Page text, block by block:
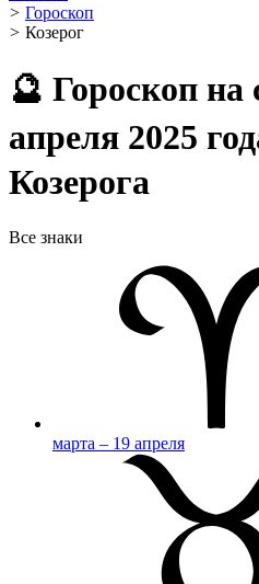
> Гороскоп
> Козерог ️
🔮 Гороскоп на
апреля 2025
Козерога
Все знаки
марта – 19 апреля